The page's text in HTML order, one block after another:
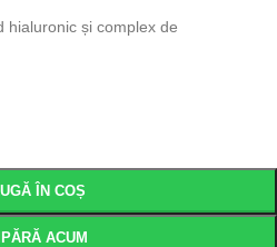
hialuronic și complex de
ÎN COȘ
ACUM